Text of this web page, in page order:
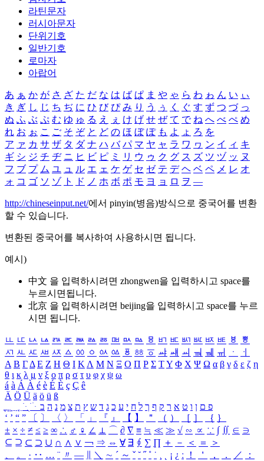
라틴문자
러시아문자
단위기호
일반기호
로마자
아랍어
あ ぁ か が さ ざ た だ な は ば ぱ ま や ゃ ら わ ゎ ん い ぃ
き ぎ し じ ち ぢ に ひ び ぴ み り う ぅ く ぐ す ず つ づ っ
ぬ ふ ぶ ぷ む ゆ ゅ る え ぇ け げ せ ぜ て で ね へ べ ぺ め
れ お ぉ こ ご そ ぞ と ど の ほ ぼ ぽ も よ ょ ろ を
ア ァ カ サ ザ タ ダ ナ ハ バ パ マ ヤ ャ ラ ワ ヮ ン イ ィ キ
ギ シ ジ チ ヂ ニ ヒ ビ ピ ミ リ ウ ゥ ク グ ス ズ ツ ヅ ッ ヌ
フ ブ プ ム ユ ュ ル エ ェ ケ ゲ セ ゼ テ デ ヘ ベ ペ メ レ オ
ォ コ ゴ ソ ゾ ト ド ノ ホ ボ ポ モ ヨ ョ ロ ヲ ―
http://chineseinput.net/에서 pinyin(병음)방식으로 중국어를 변환
할 수 있습니다.
변환된 중국어를 복사하여 사용하시면 됩니다.
예시)
中文 을 입력하시려면 zhongwen을 입력하시고 space를
누르시면됩니다.
北京 을 입력하시려면 beijing을 입력하시고 space를 누르
시면 됩니다.
ㅥ ㅦ ㅧ ㅨ ㅩ ㅪ ㅫ ㅬ ㅭ ㅮ ㅯ ㅰ ㅱ ㅲ ㅳ ㅴ ㅵ ㅶ ㅷ ㅸ
ㅹ
ㅺ ㅻ ㅼ ㅽ ㅾ ㅿ ㆀ ㆁ ㆂ ㆃ ㆄ ㆅ ㆆ ㆇ ㆈ ㆉ ㆊ ㆋ ㆌ ㆍ
ㆎ
Α Β ΓΔ Ε Ζ Η Θ Ι ΚΛ Μ Ν Ξ Ο Π Ρ Σ ΤΥ Φ Χ Ψ Ω α β γ δ ε ζ η
θ ι κ λ μ ν ξ ο π ρ σ τ υ φ χ ψ ω
á à Á À é è É È ç Ç ê
Ä Ö Ü ä ö ü ß
ִֶֹ ֻּ ׁׂ פ ם ן ו ט א ר ק ף ך ל ח י ע כ ג ד ש ץ ת צ מ נ ה ב
‘ ’ “ ” 〔 〕 〈 〉 「 」 『 』 【 】 ＂ （ ） ［ ］ ｛ ｝
± × ÷ ≠ ≤ ≥ ∞ ∴ ♂ ♀ ∠ ⊥ ⌒ ∂ ∇ ≡ ≒ ≪ ≫ √ ∽ ∝ ∵ ∫ ∬ ∈ ∋
⊆ ⊇ ⊂ ⊃ ∪ ∩ ∧ ∨ ￢ ⇒ ⇔ ∀ ∃ ∮ ∑ ∏ ＋ － ＜ ＝
＞
、
。 · ‥ … ¨ 〃 ― ＼ ∼ ´ ～ ˇ ˘ ˝ ˚ ˙ ¸ ¡ ¿ ː ！ ＇ ， ． ／
：